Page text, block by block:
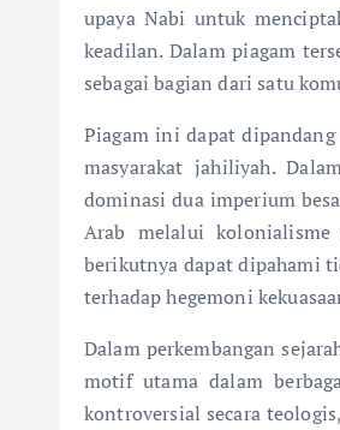
upaya Nabi untuk
keadilan. Dalam piagam
sebagai bagian dari satu
Piagam ini dapat
masyarakat jahiliyah.
dominasi dua imperium
Arab melalui
berikutnya dapat dipahami
terhadap hegemoni
Dalam perkembangan
motif utama dalam
kontroversial secara